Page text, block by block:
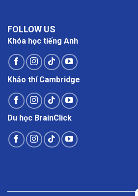
FOLLOW US
Khóa học tiếng Anh
Khảo thí Cambridge
Du học BrainClick